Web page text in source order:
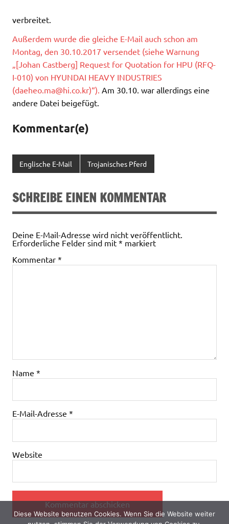
verbreitet.
Außerdem wurde die gleiche E-Mail auch schon am
Montag, den 30.10.2017 versendet (siehe Warnung
„[Johan Castberg] Request for Quotation for HPU (RFQ-
I-010) von HYUNDAI HEAVY INDUSTRIES
(daeheo.ma@hi.co.kr)“). Am 30.10. war allerdings eine
andere Datei beigefügt.
Kommentar(e)
Englische E-Mail Trojanisches Pferd
SCHREIBE EINEN KOMMENTAR
Deine E-Mail-Adresse wird nicht veröffentlicht.
Erforderliche Felder sind mit * markiert
Kommentar *
Name *
E-Mail-Adresse *
Website
Diese Website benutzen Cookies. Wenn Sie die Website weiter